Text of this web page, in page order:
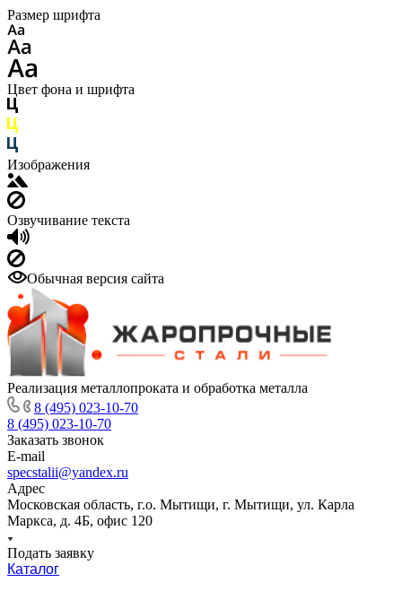
Размер шрифта
Цвет фона и шрифта
Изображения
Озвучивание текста
Обычная версия сайта
Реализация металлопроката и обработка металла
8 (495) 023-10-70
8 (495) 023-10-70
Заказать звонок
E-mail
specstalii@yandex.ru
Адрес
Московская область, г.о. Мытищи, г. Мытищи, ул. Карла
Маркса, д. 4Б, офис 120
Подать заявку
Каталог